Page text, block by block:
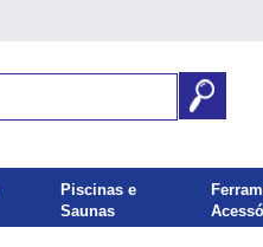
Piscinas e
Saunas